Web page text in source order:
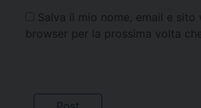
Salva il mio nome, email e sito
browser per la prossima volta